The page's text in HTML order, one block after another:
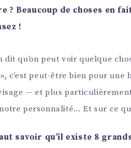
? Beaucoup de choses en
!
dit qu’on peut voir quelque
c’est peut-être bien pour une
— et plus
personnalité… Et sur ce
savoir qu’il existe 8